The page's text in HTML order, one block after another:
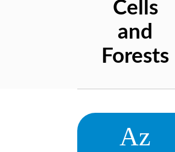
Cells
and
Forests
Az